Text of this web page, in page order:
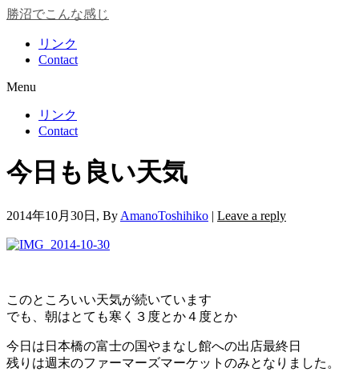
勝沼でこんな感じ
リンク
Contact
Menu
リンク
Contact
今日も良い天気
2014年10月30日 , By AmanoToshihiko | Leave a reply
このところいい天気が続いています
でも、朝はとても寒く３度とか４度とか
今日は日本橋の富士の国やまなし館への出店最終日
残りは週末のファーマーズマーケットのみとなりました。